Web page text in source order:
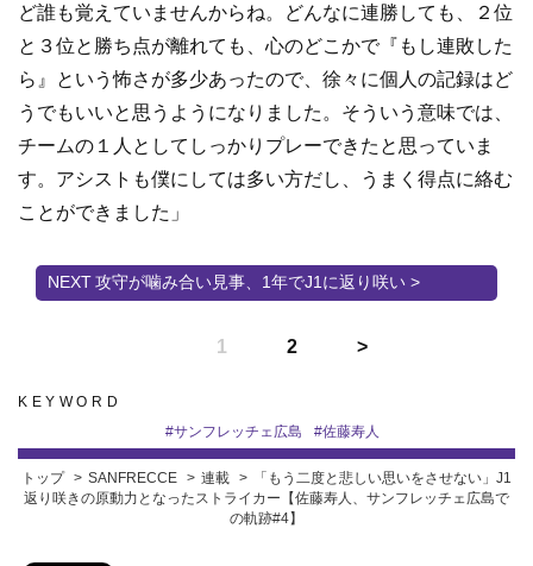
ど誰も覚えていませんからね。どんなに連勝しても、２位
と３位と勝ち点が離れても、心のどこかで『もし連敗した
ら』という怖さが多少あったので、徐々に個人の記録はど
うでもいいと思うようになりました。そういう意味では、
チームの１人としてしっかりプレーできたと思っていま
す。アシストも僕にしては多い方だし、うまく得点に絡む
ことができました」
攻守が噛み合い見事、1年でJ1に返り咲い >
1 2
KEYWORD
#サンフレッチェ広島 #佐藤寿人
トップ SANFRECCE 連載
「もう二度と悲しい思いをさせない」J1
返り咲きの原動力となったストライカー【佐藤寿人、サンフレッチェ広島で
の軌跡#4】